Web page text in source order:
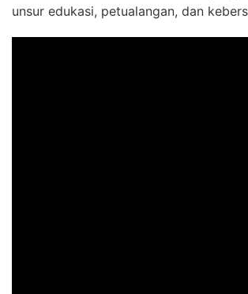
unsur edukasi, petualangan, dan